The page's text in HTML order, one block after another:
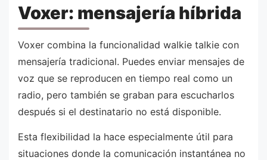
Voxer: mensajería híbrida
Voxer combina la funcionalidad walkie talkie con
mensajería tradicional. Puedes enviar mensajes de
voz que se reproducen en tiempo real como un
radio, pero también se graban para escucharlos
después si el destinatario no está disponible.
Esta flexibilidad la hace especialmente útil para
situaciones donde la comunicación instantánea no